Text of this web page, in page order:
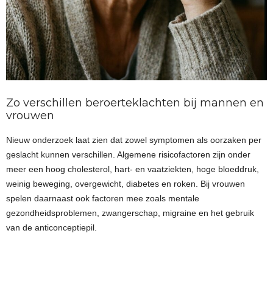
Zo verschillen beroerteklachten bij mannen en
vrouwen
Nieuw onderzoek laat zien dat zowel symptomen als oorzaken per
geslacht kunnen verschillen. Algemene risicofactoren zijn onder
meer een hoog cholesterol, hart- en vaatziekten, hoge bloeddruk,
weinig beweging, overgewicht, diabetes en roken. Bij vrouwen
spelen daarnaast ook factoren mee zoals mentale
gezondheidsproblemen, zwangerschap, migraine en het gebruik
van de anticonceptiepil.